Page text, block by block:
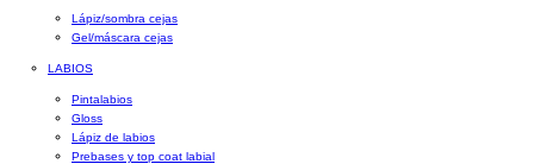
Lápiz/sombra cejas
Gel/máscara cejas
LABIOS
Pintalabios
Gloss
Lápiz de labios
Prebases y top coat labial